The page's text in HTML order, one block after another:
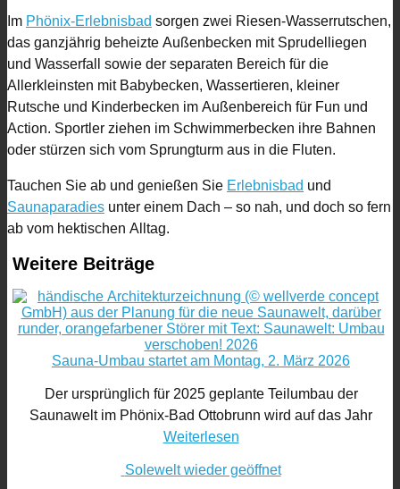
Im Phönix-Erlebnisbad sorgen zwei Riesen-Wasserrutschen,
das ganzjährig beheizte Außenbecken mit Sprudelliegen
und Wasserfall sowie der separaten Bereich für die
Allerkleinsten mit Babybecken, Wassertieren, kleiner
Rutsche und Kinderbecken im Außenbereich für Fun und
Action. Sportler ziehen im Schwimmerbecken ihre Bahnen
oder stürzen sich vom Sprungturm aus in die Fluten.
Tauchen Sie ab und genießen Sie Erlebnisbad und
Saunaparadies unter einem Dach – so nah, und doch so fern
ab vom hektischen Alltag.
Weitere Beiträge
Sauna-Umbau startet am Montag, 2. März 2026
Der ursprünglich für 2025 geplante Teilumbau der
Saunawelt im Phönix-Bad Ottobrunn wird auf das Jahr
Weiterlesen
Solewelt wieder geöffnet